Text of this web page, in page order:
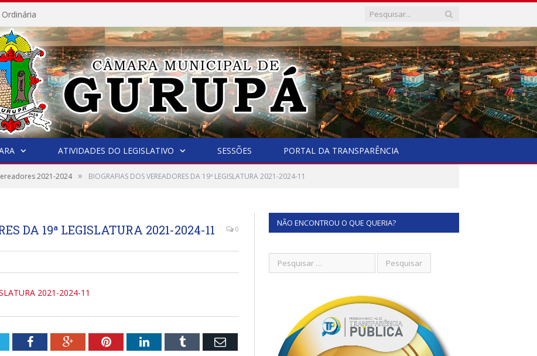
Ordinária
ATIVIDADES DO LEGISLATIVO SESSÕES PORTAL DA TRANSPARÊNCIA
2021-2024 » BIOGRAFIAS DOS VEREADORES DA 19ª LEGISLATURA 2021-2024-11
DA 19ª LEGISLATURA 2021-2024-11 0
2021-2024-11
FacebookGoogle+PinterestLinkedInTumblr Email
NÃO ENCONTROU O QUE QUERIA?